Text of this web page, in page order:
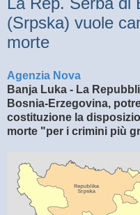
(Srpska) vuole
morte
Agenzia Nova
Banja Luka - La
Bosnia-Erzegovina,
costituzione la
morte "per i crimini più